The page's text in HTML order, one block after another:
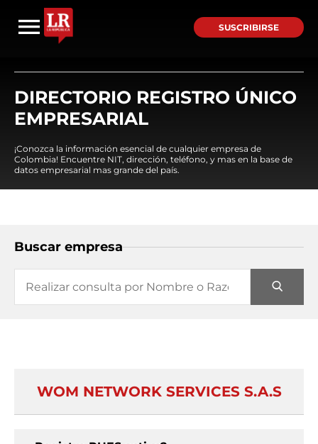
SUSCRIBIRSE
DIRECTORIO REGISTRO ÚNICO
EMPRESARIAL
¡Conozca la información esencial de cualquier empresa de
Colombia! Encuentre NIT, dirección, teléfono, y mas en la base de
datos empresarial mas grande del país.
Buscar empresa
WOM NETWORK SERVICES S.A.S